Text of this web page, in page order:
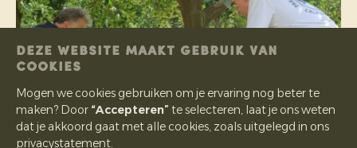
DEZE WEBSITE MAAKT GEBRUIK VAN
COOKIES
Mogen we cookies gebruiken om je ervaring nog beter te
maken? Door “Accepteren” te selecteren, laat je ons weten
dat je akkoord gaat met alle cookies, zoals uitgelegd in ons
privacystatement.